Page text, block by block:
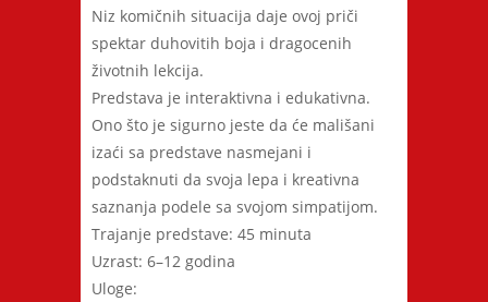
Niz komičnih situacija daje ovoj priči
spektar duhovitih boja i dragocenih
životnih lekcija.
Predstava je interaktivna i edukativna.
Ono što je sigurno jeste da će mališani
izaći sa predstave nasmejani i
podstaknuti da svoja lepa i kreativna
saznanja podele sa svojom simpatijom.
Trajanje predstave: 45 minuta
Uzrast: 6–12 godina
Uloge: